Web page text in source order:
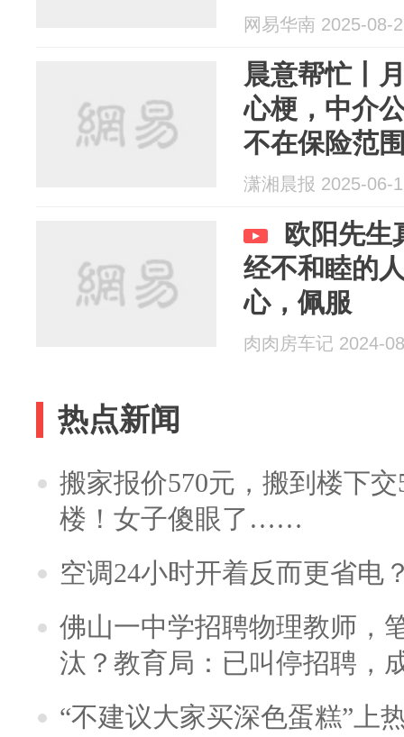
网易华南 2025-08-
晨意帮忙丨
心梗，中介
不在保险范
潇湘晨报 2025-06-
欧阳先生
经不和睦的
心，佩服
肉肉房车记 2024-
热点新闻
搬家报价570元，搬到楼下
楼！女子傻眼了……
空调24小时开着反而更省电
佛山一中学招聘物理教师，
汰？教育局：已叫停招聘，
“不建议大家买深色蛋糕”上